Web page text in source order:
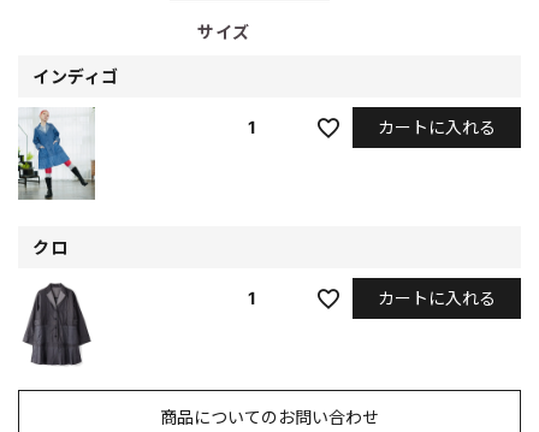
サイズ
インディゴ
1 カートに入れる
クロ
1 カートに入れる
商品についてのお問い合わせ